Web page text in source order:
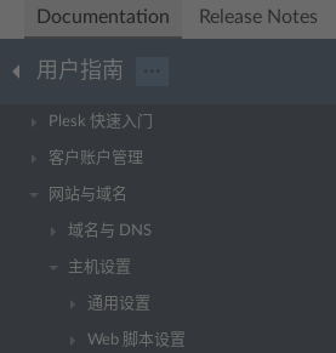
Documentation Release Notes
用户指南 ···
Plesk 快速入门
客户账户管理
网站与域名
域名与 DNS
主机设置
通用设置
Web 脚本设置